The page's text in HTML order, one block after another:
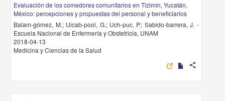
Evaluación de los comedores comunitarios en Tizimín, Yucatán,
México: percepciones y propuestas del personal y beneficiarios
Balam-gómez, M.; Uicab-pool, G.; Uch-puc, P.; Sabido-barrera, J. -
Escuela Nacional de Enfermería y Obstetricia, UNAM
2018-04-13
Medicina y Ciencias de la Salud
share